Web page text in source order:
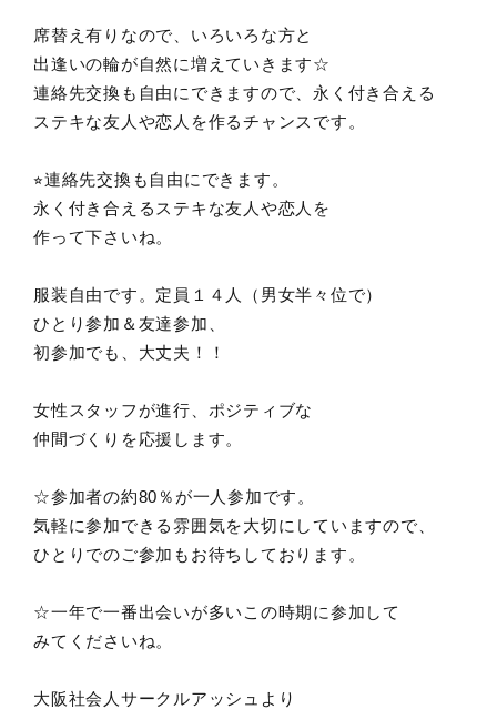
席替え有りなので、いろいろな方と
出逢いの輪が自然に増えていきます☆
連絡先交換も自由にできますので、永く付き合える
ステキな友人や恋人を作るチャンスです。
⭐︎連絡先交換も自由にできます。
永く付き合えるステキな友人や恋人を
作って下さいね。
服装自由です。定員１４人（男女半々位で）
ひとり参加＆友達参加、
初参加でも、大丈夫！！
女性スタッフが進行、ポジティブな
仲間づくりを応援します。
☆参加者の約80％が一人参加です。
気軽に参加できる雰囲気を大切にしていますので、
ひとりでのご参加もお待ちしております。
☆一年で一番出会いが多いこの時期に参加して
みてくださいね。
大阪社会人サークルアッシュより